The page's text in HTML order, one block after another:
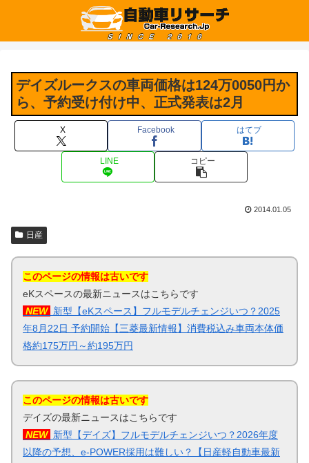
デイズルークスの車両価格は124万0050円か
ら、予約受け付け中、正式発表は2月
X Facebook はてブ
LINE コピー
2014.01.05
日産
このページの情報は古いです
eKスペースの最新ニュースはこちらです
NEW 新型【eKスペース】フルモデルチェンジいつ？2025
年8月22日 予約開始【三菱最新情報】消費税込み車両本体価
格約175万円～約195万円
このページの情報は古いです
デイズの最新ニュースはこちらです
NEW 新型【デイズ】フルモデルチェンジいつ？2026年度
以降の予想、e-POWER採用は難しい？【日産軽自動車最新